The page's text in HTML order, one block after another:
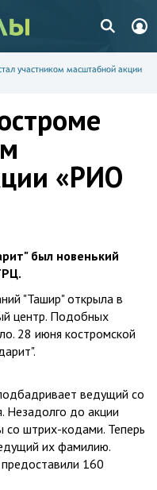
участником масштабной акции
«РИО
был новенький
"Ташир" открыла в
центр. Подобных
28 июня костромской
ведущий со
Незадолго до акции
со штрих-кодами. Теперь
их фамилию.
160